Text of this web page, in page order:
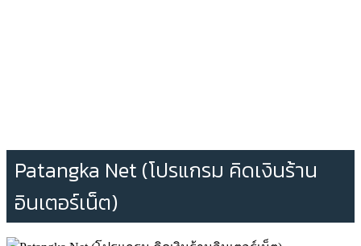
Patangka Net (โปรแกรม คิดเงินร้าน
อินเตอร์เน็ต)